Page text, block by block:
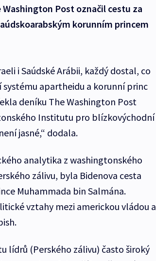
Post označil cestu za
korunním princem
i Saúdské Arábii, každý dostal, co
apartheidu a korunní princ
deníku The Washington Post
Institutu pro blízkovýchodní
jasné,“ dodala.
analytika z washingtonského
zálivu, byla Bidenova cesta
Muhammada bin Salmána.
vztahy mezi americkou vládou a
lídrů (Perského zálivu) často široký